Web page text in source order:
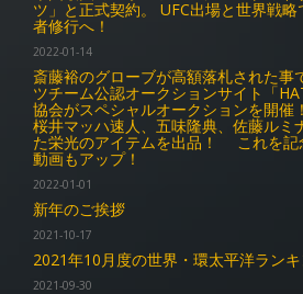
ツ」と正式契約。 UFC出場と世界戦
者修行へ！
2022-01-14
斎藤裕のグローブが高額落札された事
ツチーム公認オークションサイト「
協会がスペシャルオークションを開
桜井マッハ速人、五味隆典、佐藤ルミ
た栄光のアイテムを出品！ これを記
動画もアップ！
2022-01-01
新年のご挨拶
2021-10-17
2021年10月度の世界・環太平洋ラン
2021-09-30